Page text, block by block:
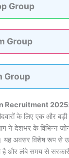
Group
Group
Group
Recruitment 2025
के लिए एक और
ने देशभर के विभिन्न
यह अवसर विशेष रूप से
है और लंबे समय से